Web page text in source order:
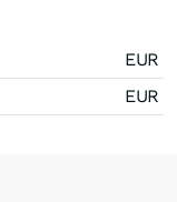
EUR
EUR